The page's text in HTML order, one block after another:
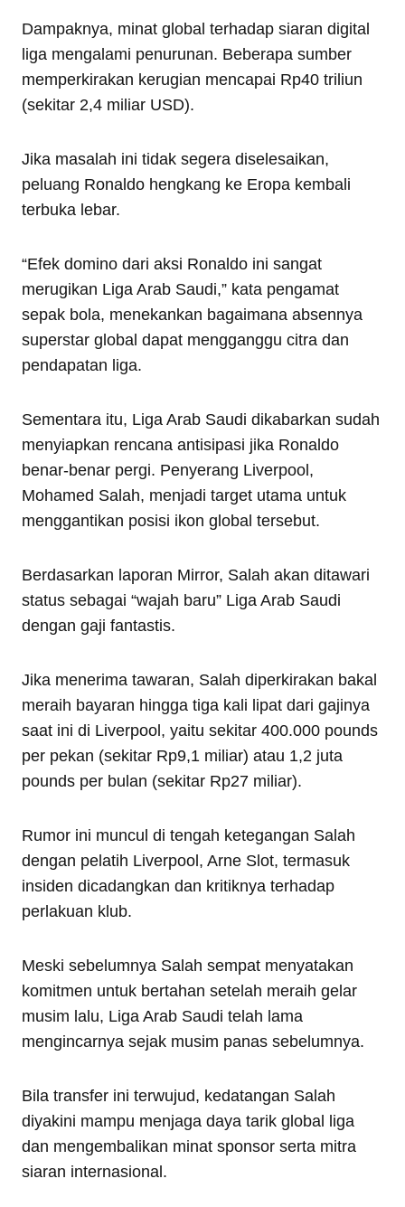
Dampaknya, minat global terhadap siaran digital
liga mengalami penurunan. Beberapa sumber
memperkirakan kerugian mencapai Rp40 triliun
(sekitar 2,4 miliar USD).
Jika masalah ini tidak segera diselesaikan,
peluang Ronaldo hengkang ke Eropa kembali
terbuka lebar.
“Efek domino dari aksi Ronaldo ini sangat
merugikan Liga Arab Saudi,” kata pengamat
sepak bola, menekankan bagaimana absennya
superstar global dapat mengganggu citra dan
pendapatan liga.
Sementara itu, Liga Arab Saudi dikabarkan sudah
menyiapkan rencana antisipasi jika Ronaldo
benar-benar pergi. Penyerang Liverpool,
Mohamed Salah, menjadi target utama untuk
menggantikan posisi ikon global tersebut.
Berdasarkan laporan Mirror, Salah akan ditawari
status sebagai “wajah baru” Liga Arab Saudi
dengan gaji fantastis.
Jika menerima tawaran, Salah diperkirakan bakal
meraih bayaran hingga tiga kali lipat dari gajinya
saat ini di Liverpool, yaitu sekitar 400.000 pounds
per pekan (sekitar Rp9,1 miliar) atau 1,2 juta
pounds per bulan (sekitar Rp27 miliar).
Rumor ini muncul di tengah ketegangan Salah
dengan pelatih Liverpool, Arne Slot, termasuk
insiden dicadangkan dan kritiknya terhadap
perlakuan klub.
Meski sebelumnya Salah sempat menyatakan
komitmen untuk bertahan setelah meraih gelar
musim lalu, Liga Arab Saudi telah lama
mengincarnya sejak musim panas sebelumnya.
Bila transfer ini terwujud, kedatangan Salah
diyakini mampu menjaga daya tarik global liga
dan mengembalikan minat sponsor serta mitra
siaran internasional.